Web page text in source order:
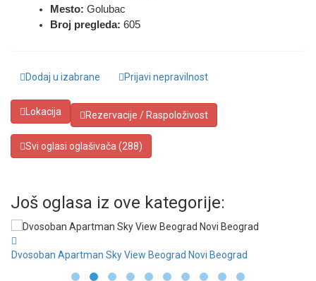
Mesto: Golubac
Broj pregleda: 605
Dodaj u izabrane Prijavi nepravilnost
Lokacija Rezervacije / Raspoloživost
Svi oglasi oglašivača (288)
Još oglasa iz ove kategorije:
Dvosoban Apartman Sky View Beograd Novi Beograd